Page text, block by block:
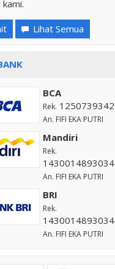
Lihat Semua
BCA
Rek. 1250739342
An. FIFI EKA PUTRI
Mandiri
Rek.
1430014893034
An. FIFI EKA PUTRI
BRI
Rek.
1430014893034
An. FIFI EKA PUTRI